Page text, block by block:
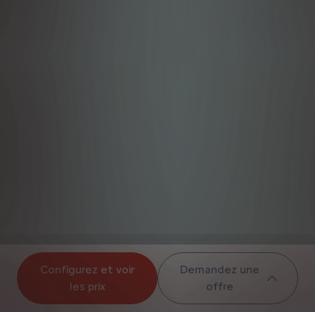
Configurez et voir
les prix
Demandez une
offre